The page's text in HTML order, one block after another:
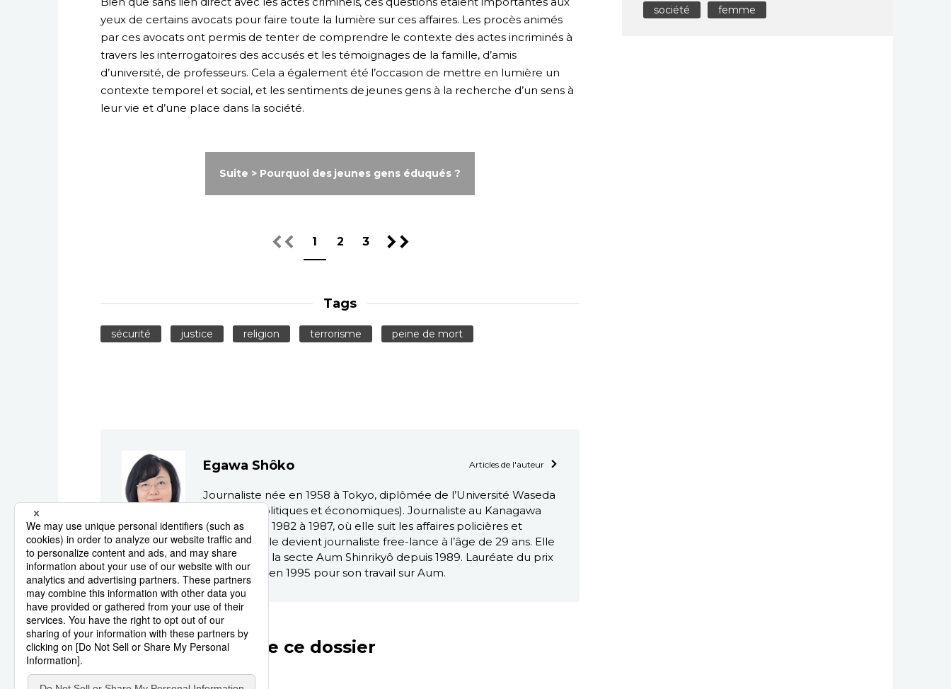
yeux de certains avocats pour faire toute la lumière sur ces affaires. Les procès animés
par ces avocats ont permis de tenter de comprendre le contexte des actes incriminés à
travers les interrogatoires des accusés et les témoignages de la famille, d’amis
d’université, de professeurs. Cela a également été l’occasion de mettre en lumière un
contexte temporel et social, et les sentiments de jeunes gens à la recherche d’un sens à
leur vie et d’une place dans la société.
Suite > Pourquoi des jeunes gens éduqués ?
1 2 3
Tags
sécurité justice religion terrorisme peine de mort
Egawa Shôko Articles de l'auteur
Journaliste née en 1958 à Tokyo, diplômée de l’Université Waseda
(sciences politiques et économiques). Journaliste au Kanagawa
Shimbun de 1982 à 1987, où elle suit les affaires policières et
juridiques, elle devient journaliste free-lance à l’âge de 29 ans. Elle
enquête sur la secte Aum Shinrikyô depuis 1989. Lauréate du prix
Kikuchi Kan en 1995 pour son travail sur Aum.
Autres articles de ce dossier
société
femme